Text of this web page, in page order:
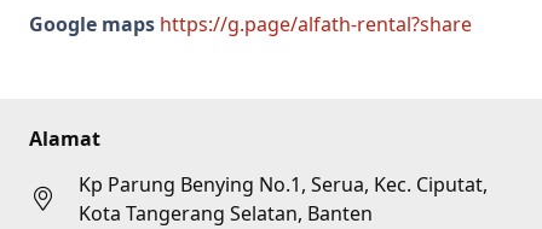
Google maps https://g.page/alfath-rental?share
Alamat
Kp Parung Benying No.1, Serua, Kec. Ciputat,
Kota Tangerang Selatan, Banten